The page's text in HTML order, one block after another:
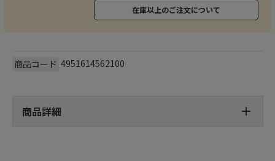
在庫以上のご注文について
商品コード 4951614562100
商品詳細